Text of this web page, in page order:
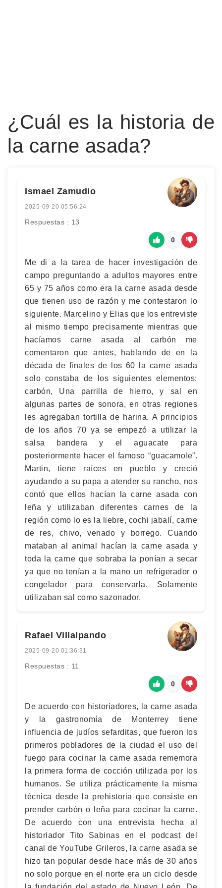
¿Cuál es la historia de
la carne asada?
Ismael Zamudio
2025-09-20 05:56:24
Respuestas : 13
0
Me di a la tarea de hacer investigación de
campo preguntando a adultos mayores entre
65 y 75 años como era la carne asada desde
que tienen uso de razón y me contestaron lo
siguiente. Marcelino y Elias que los entreviste
al mismo tiempo precisamente mientras que
hacíamos carne asada al carbón me
comentaron que antes, hablando de en la
década de finales de los 60 la carne asada
solo constaba de los siguientes elementos:
carbón, Una parrilla de hierro, y sal en
algunas partes de sonora, en otras regiones
les agregaban tortilla de harina. A principios
de los años 70 ya se empezó a utilizar la
salsa bandera y el aguacate para
posteriormente hacer el famoso “guacamole”.
Martin, tiene raíces en pueblo y creció
ayudando a su papa a atender su rancho, nos
contó que ellos hacían la carne asada con
leña y utilizaban diferentes carnes de la
región como lo es la liebre, cochi jabalí, carne
de res, chivo, venado y borrego. Cuando
mataban al animal hacían la carne asada y
toda la carne que sobraba la ponían a secar
ya que no tenían a la mano un refrigerador o
congelador para conservarla. Solamente
utilizaban sal como sazonador.
Rafael Villalpando
2025-09-20 01:36:31
Respuestas : 11
0
De acuerdo con historiadores, la carne asada
y la gastronomía de Monterrey tiene
influencia de judíos sefarditas, que fueron los
primeros pobladores de la ciudad el uso del
fuego para cocinar la carne asada rememora
la primera forma de cocción utilizada por los
humanos. Se utiliza prácticamente la misma
técnica desde la prehistoria que consiste en
prender carbón o leña para cocinar la carne.
De acuerdo con una entrevista hecha al
historiador Tito Sabinas en el podcast del
canal de YouTube Grileros, la carne asada se
hizo tan popular desde hace más de 30 años
no solo porque en el norte era un ciclo desde